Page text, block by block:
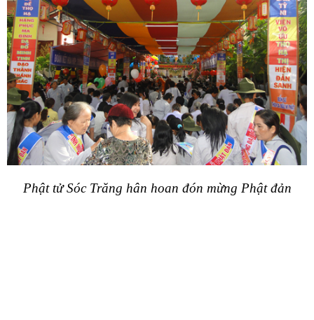
Phật tử Sóc Trăng hân hoan đón mừng Phật đản